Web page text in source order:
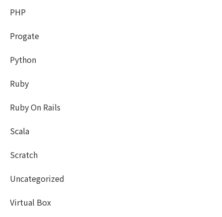
PHP
Progate
Python
Ruby
Ruby On Rails
Scala
Scratch
Uncategorized
Virtual Box